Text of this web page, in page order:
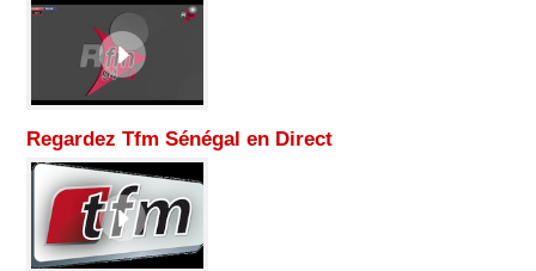
Regardez Tfm Sénégal en Direct